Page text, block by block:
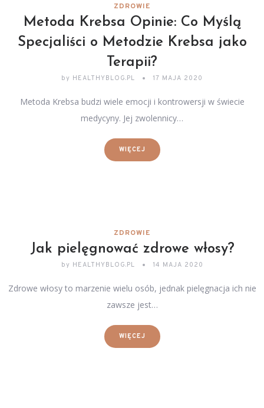
ZDROWIE
Metoda Krebsa Opinie: Co Myślą
Specjaliści o Metodzie Krebsa jako
Terapii?
by HEALTHYBLOG.PL 17 MAJA 2020
Metoda Krebsa budzi wiele emocji i kontrowersji w świecie
medycyny. Jej zwolennicy…
WIĘCEJ
ZDROWIE
Jak pielęgnować zdrowe włosy?
by HEALTHYBLOG.PL 14 MAJA 2020
Zdrowe włosy to marzenie wielu osób, jednak pielęgnacja ich nie
zawsze jest…
WIĘCEJ